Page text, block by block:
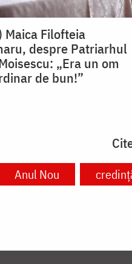
Maica Filofteia
despre Patriarhul
„Era un om
de bun!”
Anul Nou